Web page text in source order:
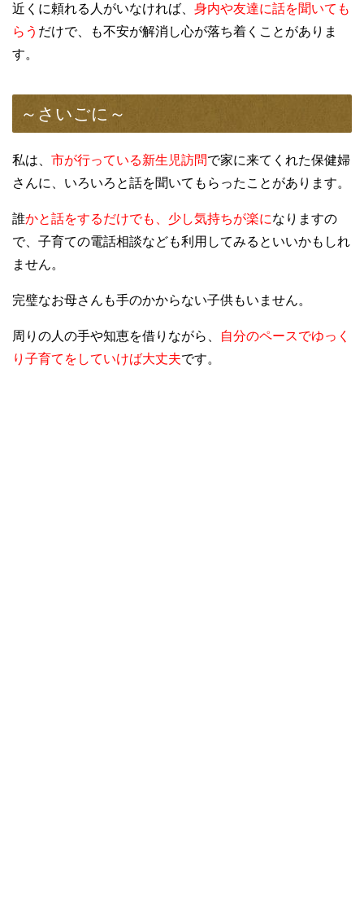
近くに頼れる人がいなければ、 身内や友達に話を聞いても
らう だけで、も不安が解消し心が落ち着くことがありま
す。
～さいごに～
私は、 市が行っている新生児訪問で家に来てくれた保健婦
さんに、いろいろと話を聞いてもらったことがあります。
誰かと話をするだけでも、少し気持ちが楽になりますの
で、子育ての電話相談なども利用してみるといいかもしれ
ません。
完璧なお母さんも手のかからない子供もいません。
周りの人の手や知恵を借りながら、
自分のペースでゆっく
り子育てをしていけば大丈夫です。